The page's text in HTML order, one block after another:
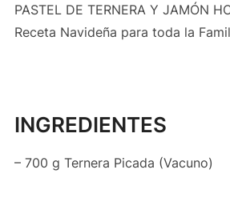
PASTEL DE TERNERA Y JAMÓN
Receta Navideña para toda la
INGREDIENTES
– 700 g Ternera Picada (Vacuno)